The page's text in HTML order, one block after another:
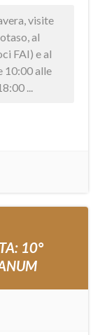
visite
al
FAI) e al
10:00 alle
...
10°